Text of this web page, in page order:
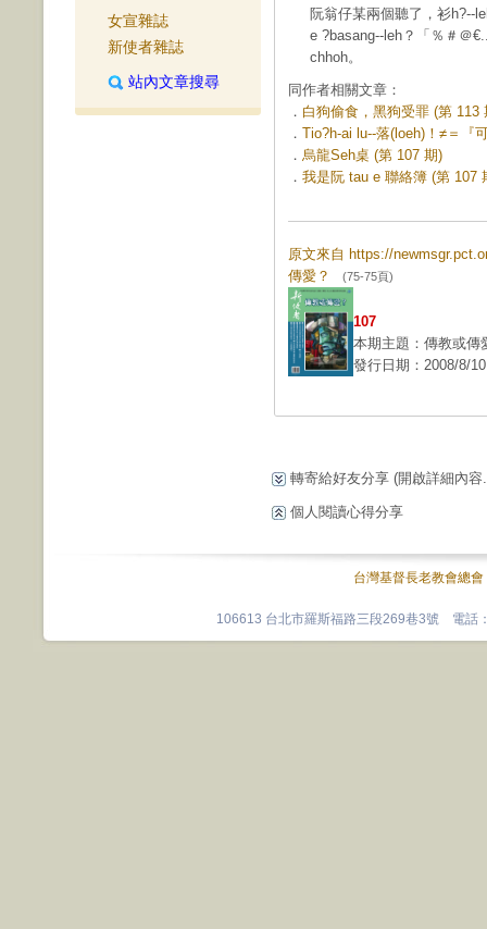
女宣雜誌
新使者雜誌
站內文章搜尋
阮翁仔某兩個聽了，衫h?--
e ?basang--leh？「％＃＠
chhoh。
同作者相關文章：
． 白狗偷食，黑狗受罪 (第 113
． Tio?h-ai lu--落(loeh)！≠＝『
． 烏龍Seh桌 (第 107 期)
． 我是阮 tau e 聯絡簿 (第 107
原文來自 https://
傳愛？
(75-75頁)
107
本期主題：傳教或傳
發行日期：2008/8/10
轉寄給好友分享 (開啟詳細內容
個人閱讀心得分享
台灣基督長老教會總會
106613 台北市羅斯福路三段269巷3號 電